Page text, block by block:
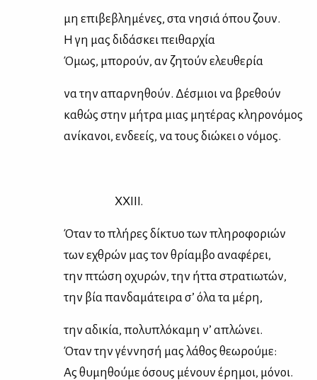
μη επι­βε­βλη­μέ­νες, στα νη­σιά όπου ζουν.
Η γη μας δι­δά­σκει πει­θαρ­χία
Όμως, μπο­ρούν, αν ζη­τούν ελευ­θε­ρία
να την απαρ­νη­θούν. Δέ­σμιοι να βρε­θούν
κα­θώς στην μή­τρα μιας μη­τέ­ρας κλη­ρο­νό­μος
ανί­κα­νοι, εν­δε­είς, να τους διώ­κει ο νό­μος.
XXIII.
Όταν το πλή­ρες δί­κτυο των πλη­ρο­φο­ριών
των εχθρών μας τον θρί­αμ­βο ανα­φέ­ρει,
την πτώ­ση οχυ­ρών, την ήτ­τα στρα­τιω­τών,
την βία παν­δα­μά­τει­ρα σ’ όλα τα μέ­ρη,
την αδι­κία, πο­λυ­πλό­κα­μη ν’ απλώ­νει.
Όταν την γέν­νη­σή μας λά­θος θε­ω­ρού­με:
Ας θυ­μη­θού­με όσους μέ­νουν έρη­μοι, μό­νοι.